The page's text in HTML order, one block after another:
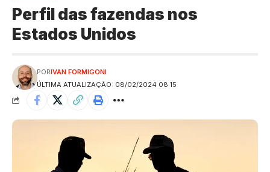
Perfil das fazendas nos
Estados Unidos
ÚLTIMA ATUALIZAÇÃO: 08/02/2024 08:15
PORIVAN FORMIGONI